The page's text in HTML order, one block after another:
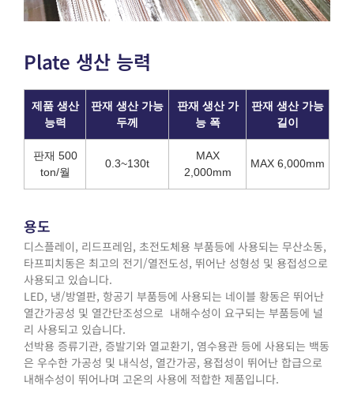
Plate 생산 능력
제품 생산
능력
판재 생산 가능
두께
판재 생산 가
능 폭
판재 생산 가능
길이
판재 500
ton/월
0.3~130t
MAX
2,000mm
MAX 6,000mm
용도
디스플레이, 리드프레임, 초전도체용 부품등에 사용되는 무산소동,
타프피치동은 최고의 전기/열전도성, 뛰어난 성형성 및 용접성으로
사용되고 있습니다.
LED, 냉/방열판, 항공기 부품등에 사용되는 네이블 황동은 뛰어난
열간가공성 및 열간단조성으로 내해수성이 요구되는 부품등에 널
리 사용되고 있습니다.
선박용 증류기관, 증발기와 열교환기, 염수용관 등에 사용되는 백동
은 우수한 가공성 및 내식성, 열간가공, 용접성이 뛰어난 합급으로
내해수성이 뛰어나며 고온의 사용에 적합한 제품입니다.